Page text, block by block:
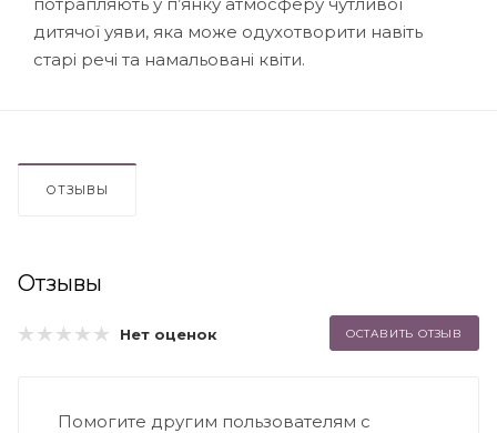
дитячої уяви, яка може одухотворити навіть
старі речі та намальовані квіти.
ОТЗЫВЫ
Отзывы
Нет оценок ОСТАВИТЬ ОТЗЫВ
Помогите другим пользователям с